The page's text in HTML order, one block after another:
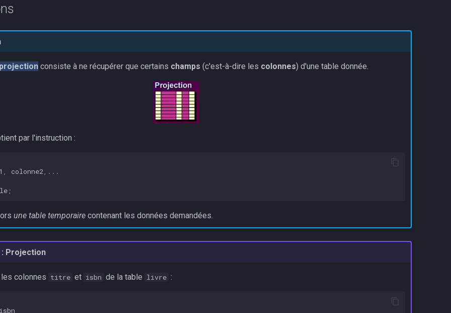
projectionconsiste à ne récupérer que certains champs (c'est-à-dire les colonnes) d'une table donnée.
par l'instruction :
, colonne2,...
;
une table temporairecontenant les données demandées.
: Projection
colonnes titre et isbn de la table livre :
isbn